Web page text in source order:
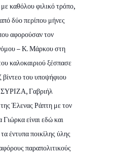
καθόλου φιλικό τρόπο,
δύο περίπου μήνες
αφορούσαν τον
– Κ. Μάρκου στη
καλοκαιριού ξέσπασε
του υποψήφιου
Γαβριήλ
Έλενας Ράπτη με τον
είναι εδώ και
έντυπα ποικίλης ύλης
παραπολιτικούς